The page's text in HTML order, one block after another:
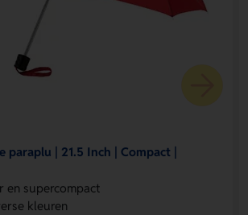
paraplu | 21.5 Inch | Compact |
en supercompact
kleuren